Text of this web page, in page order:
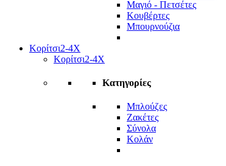
Μαγιό - Πετσέτες
Κουβέρτες
Μπουρνούζια
Κορίτσι2-4Χ
Κορίτσι2-4Χ
Κατηγορίες
Μπλούζες
Ζακέτες
Σύνολα
Κολάν